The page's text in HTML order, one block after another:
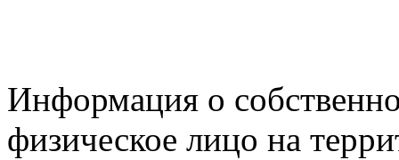
Информация о
физическое лицо на